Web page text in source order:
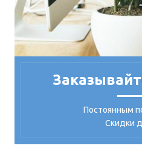
Постоянным
Скидки